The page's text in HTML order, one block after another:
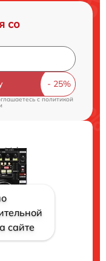
со
c политикой
сайте